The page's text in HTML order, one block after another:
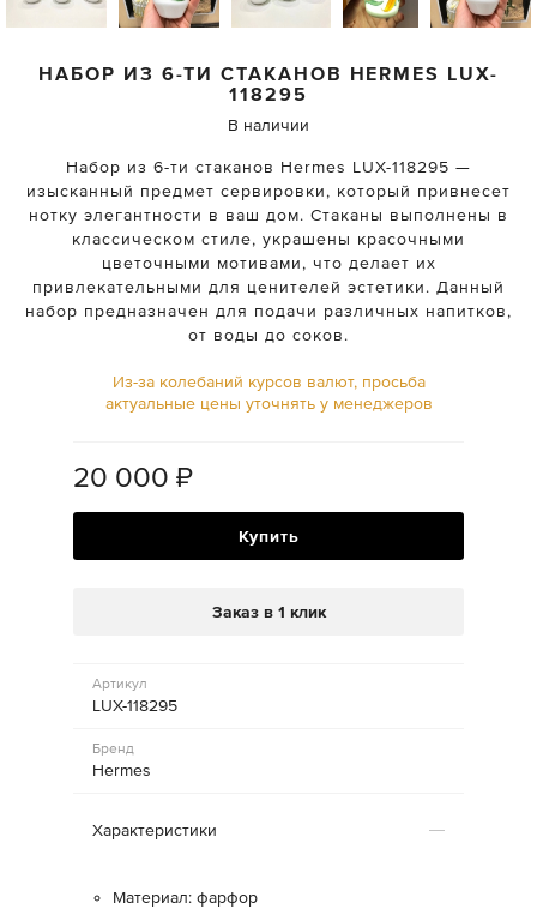
НАБОР ИЗ 6-ТИ СТАКАНОВ HERMES LUX-
118295
В наличии
Набор из 6-ти стаканов Hermes LUX-118295 —
изысканный предмет сервировки, который привнесет
нотку элегантности в ваш дом. Стаканы выполнены в
классическом стиле, украшены красочными
цветочными мотивами, что делает их
привлекательными для ценителей эстетики. Данный
набор предназначен для подачи различных напитков,
от воды до соков.
Из-за колебаний курсов валют, просьба
актуальные цены уточнять у менеджеров
20 000 ₽
Купить
Заказ в 1 клик
Артикул
LUX-118295
Бренд
Hermes
Характеристики
Материал: фарфор